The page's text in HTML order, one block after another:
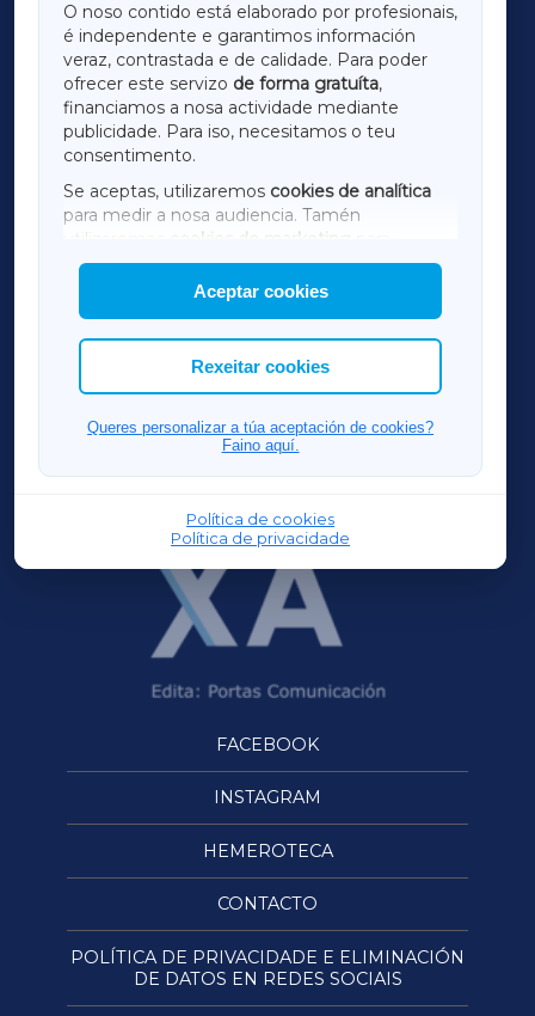
O noso contido está elaborado por profesionais,
é independente e garantimos información
veraz, contrastada e de calidade. Para poder
ofrecer este servizo de forma gratuíta,
financiamos a nosa actividade mediante
publicidade. Para iso, necesitamos o teu
consentimento.
Se aceptas, utilizaremos cookies de analítica
para medir a nosa audiencia. Tamén
utilizaremos
cookies de marketing
mostrar publicidade de terceiros.
Así mesmo, podes personalizar a elección das
cookies que desexas permitir.
Aceptar cookies
Rexeitar cookies
Queres personalizar a túa aceptación de cookies?
Faino aquí.
Política de cookies
Política de privacidade
LUGOXA
TERRACHAXA
AMARIÑAXA
RIBEIRASACRAXA
ACORUÑAXA
FERROLXA
OURENSEXA
FACEBOOK
INSTAGRAM
HEMEROTECA
CONTACTO
POLÍTICA DE PRIVACIDADE E ELIMINACIÓN
DE DATOS EN REDES SOCIAIS